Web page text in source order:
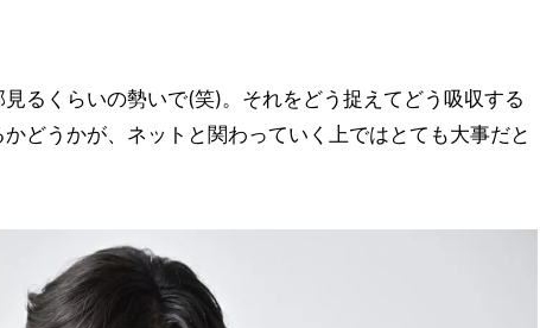
るくらいの勢いで(笑)。それをどう捉えてどう吸収する
どうかが、ネットと関わっていく上ではとても大事だと